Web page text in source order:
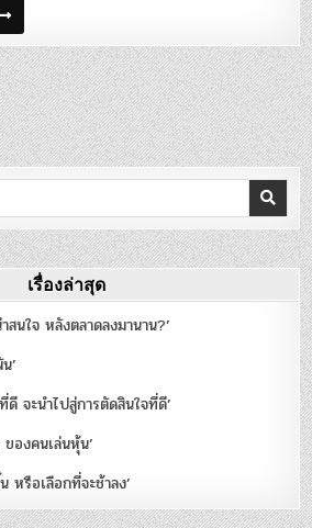
ไร
ย
ราะ
น
เรื่องล่าสุด
นใจ หลังตลาดลงมานาน?’
’
จะนำไปสู่การตัดสินใจที่ดี’
องคนเล่นหุ้น’
หรือเลือกที่จะช้าลง’